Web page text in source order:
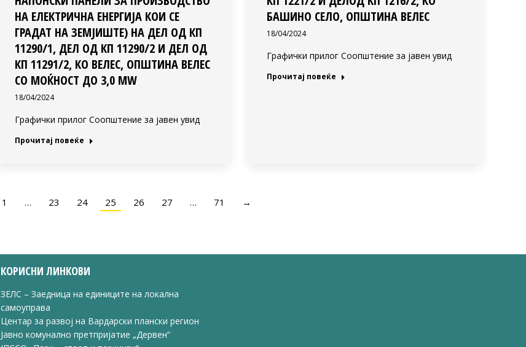
НА ЕЛЕКТРИЧНА ЕНЕРГИЈА КОИ СЕ
ГРАДАТ НА ЗЕМЈИШТЕ) НА ДЕЛ ОД КП
11290/1, ДЕЛ ОД КП 11290/2 И ДЕЛ ОД
КП 11291/2, КО ВЕЛЕС, ОПШТИНА ВЕЛЕС
СО МОЌНОСТ ДО 3,0 MW
18/04/2024
Графички прилог Соопштение за јавен увид
Прочитај повеќе
БАШИНО СЕЛО, ОПШТИНА ВЕЛЕС
18/04/2024
Графички прилог Соопштение за јавен увид
Прочитај повеќе
1 … 23 24 25 26 27 … 71 →
КОРИСНИ ЛИНКОВИ
ЗЕЛС – Заедница на единиците на локална
самоуправа
Центар за развој на Вардарски плански регион
Јавно комунално претпријатие „Дервен“